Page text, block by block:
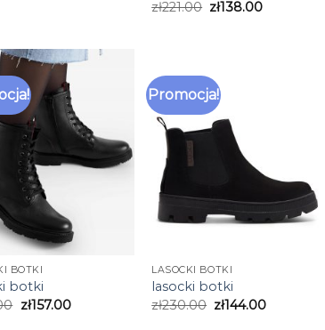
zł221.00 zł138.00
BOTKI
botki
zł157.00
Promocja!
LASOCKI BOTKI
lasocki botki
zł230.00 zł144.00